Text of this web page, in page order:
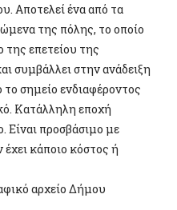
Αποτελεί ένα από τα
της πόλης, το οποίο
της επετείου της
συμβάλλει στην ανάδειξη
σημείο ενδιαφέροντος
Κατάλληλη εποχή
Είναι προσβάσιμο με
κάποιο κόστος ή
αρχείο Δήμου